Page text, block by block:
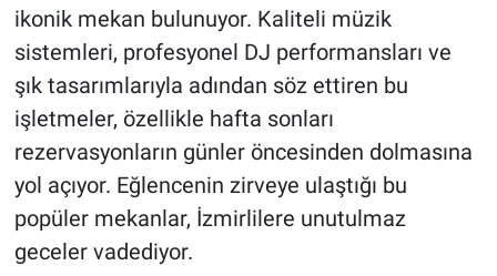
ikonik mekan bulunuyor. Kaliteli müzik
sistemleri, profesyonel DJ performansları ve
şık tasarımlarıyla adından söz ettiren bu
işletmeler, özellikle hafta sonları
rezervasyonların günler öncesinden dolmasına
yol açıyor. Eğlencenin zirveye ulaştığı bu
popüler mekanlar, İzmirlilere unutulmaz
geceler vadediyor.